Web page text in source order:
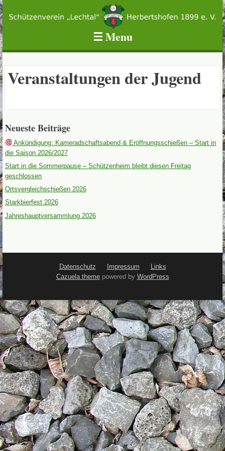
Schützenverein Lechtal Herbertshofen 1899 e.V.
☰Menu
Skip to content
Veranstaltungen der Jugend
Neueste Beiträge
Ankündigung: Kameradschaftsabend & Eröffnungsschießen – Start in
die Saison 2026/2027
Start in die Sommerpause – Schützenheim bleibt diesen Freitag
geschlossen
Ortsvergleichschießen 2026
Starkbierfest 2026
Jahreshauptversammlung 2026
Datenschutz Impressum
Links
Cazuela themepowered by WordPress